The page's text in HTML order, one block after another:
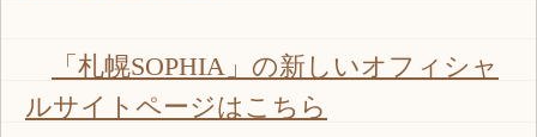
「札幌SOPHIA」の新しいオフィシャ
ルサイトページはこちら